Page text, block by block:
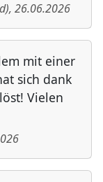
), 26.06.2026
mit einer
sich dank
Vielen